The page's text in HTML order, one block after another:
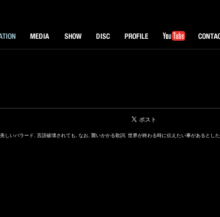
MEDIA SHOW PROFILE YouTube CONTACT
いバラード. 言語破壊されても, なお, 襲いかかる歌詞. 世界が終わる時に伝えたい事があるとした